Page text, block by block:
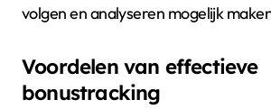
volgen en analyseren mogelijk
Voordelen van effectieve
bonustracking